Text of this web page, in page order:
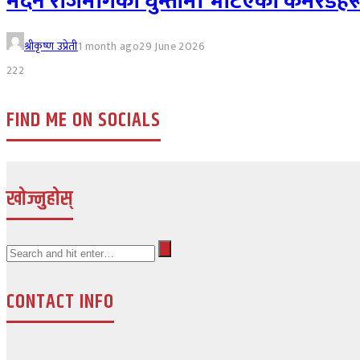
श्रीकृष्ण उप्रेती1 month ago29 June 2026
222
FIND ME ON SOCIALS
खोज्नुहोस्
CONTACT INFO